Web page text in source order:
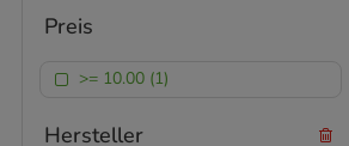
Preis
>= 10.00 (1)
Hersteller